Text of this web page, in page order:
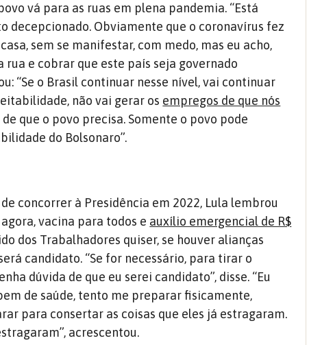
vá para as ruas em plena pandemia. “Está
decepcionado. Obviamente que o coronavírus fez
sem se manifestar, com medo, mas eu acho,
rua e cobrar que este país seja governado
“Se o Brasil continuar nesse nível, vai continuar
não vai gerar os empregos de que nós
que o povo precisa. Somente o povo pode
do Bolsonaro”.
concorrer à Presidência em 2022, Lula lembrou
vacina para todos e auxílio emergencial de R$
dos Trabalhadores quiser, se houver alianças
candidato. “Se for necessário, para tirar o
dúvida de que eu serei candidato”, disse. “Eu
de saúde, tento me preparar fisicamente,
para consertar as coisas que eles já estragaram.
acrescentou.